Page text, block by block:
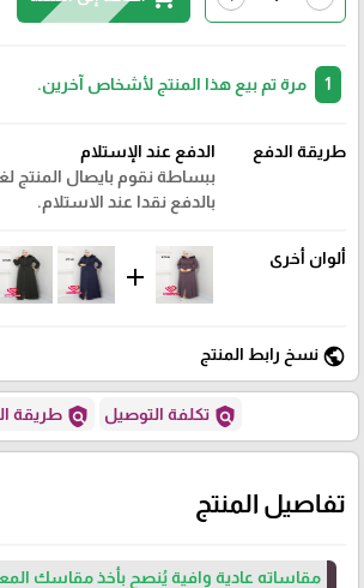
مرة تم بيع هذا المنتج لأشخاص آخرين.
طريقة الدفع
الدفع عند الإستلام
ببساطة نقوم بايصال المنتج
بالدفع نقدا عند الاستلام.
ألوان أخرى
add
public نسخ رابط المنتج
policy تكلفة التوصيل policy طريقة
تفاصيل المنتج
مقاساته عادية وافية يُنصح بأخذ مقاسك